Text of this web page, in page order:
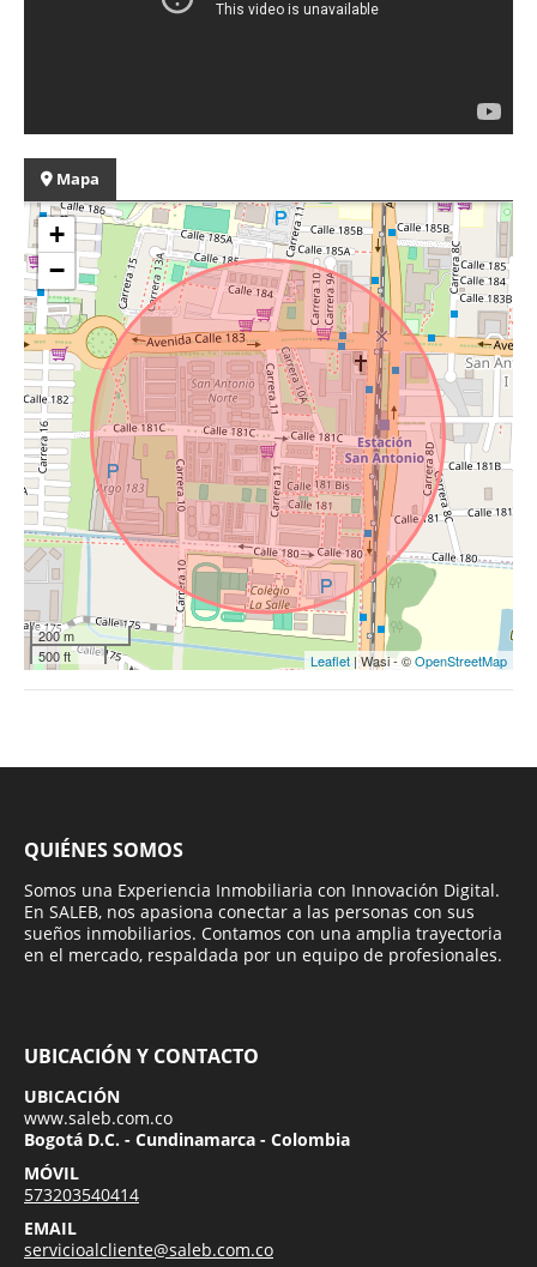
Mapa
+
−
200 m
500 ft
Leaflet | Wasi - ©OpenStreetMap
QUIÉNES SOMOS
Somos una Experiencia Inmobiliaria con Innovación Digital.
En SALEB, nos apasiona conectar a las personas con sus
sueños inmobiliarios. Contamos con una amplia trayectoria
en el mercado, respaldada por un equipo de profesionales.
UBICACIÓN Y CONTACTO
UBICACIÓN
www.saleb.com.co
Bogotá D.C. - Cundinamarca - Colombia
MÓVIL
573203540414
EMAIL
servicioalcliente@saleb.com.co